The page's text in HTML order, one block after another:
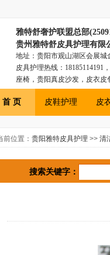
雅特舒奢护联盟总部
贵州雅特舒皮具护理有限
地址：贵阳市观山湖区会展城
皮具护理热线：18185114191
座椅，贵阳真皮沙发，皮衣
具，贵阳皮衣皮包，贵阳汽
首 页 皮鞋护理 皮
前位置： 贵阳雅特皮具护理 >> 清
搜索关键字：